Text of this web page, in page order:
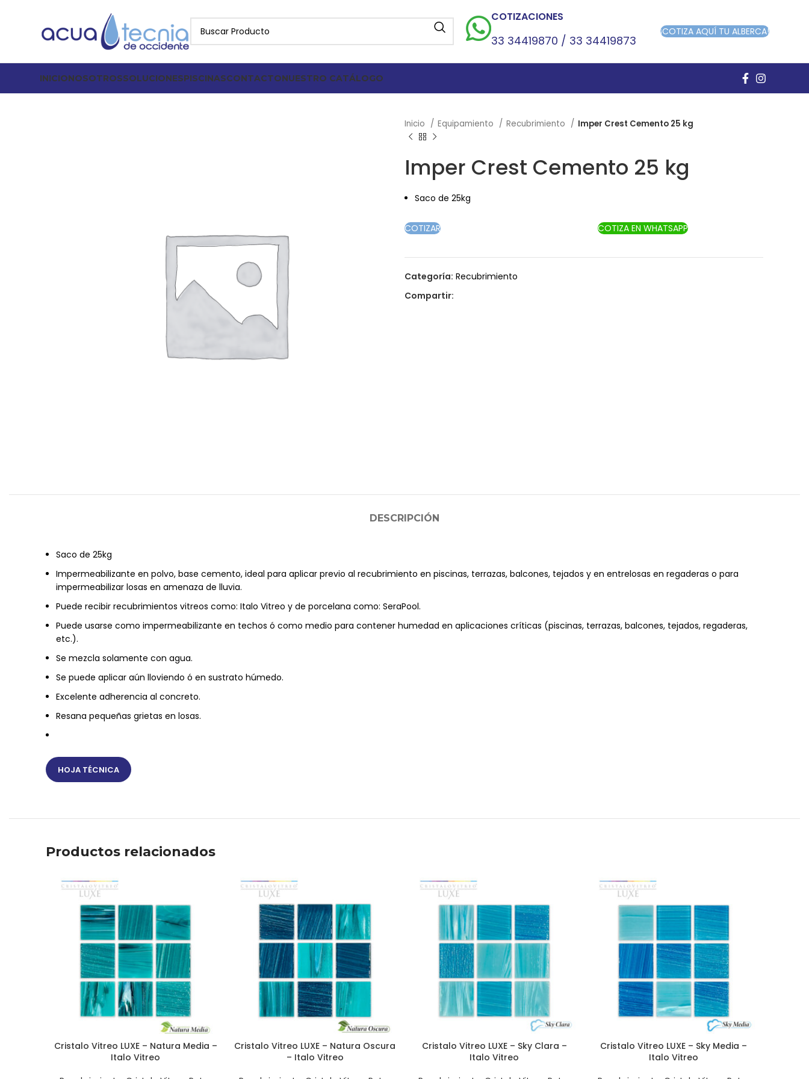
COTIZACIONES
33 34419870 / 33 34419873
¡COTIZA AQUÍ TU ALBERCA!
INICIONOSOTROSSOLUCIONESPISCINASCONTACTONUESTRO CATÁLOGO
Inicio Equipamiento Recubrimiento Imper Crest Cemento 25 kg
Imper Crest Cemento 25 kg
Saco de 25kg
COTIZAR COTIZA EN WHATSAPP
Categoría: Recubrimiento
Compartir:
DESCRIPCIÓN
Saco de 25kg
Impermeabilizante en polvo, base cemento, ideal para aplicar previo al recubrimiento en piscinas, terrazas, balcones, tejados y en entrelosas en regaderas o para
impermeabilizar losas en amenaza de lluvia.
Puede recibir recubrimientos vitreos como: Italo Vitreo y de porcelana como: SeraPool.
Puede usarse como impermeabilizante en techos ó como medio para contener humedad en aplicaciones críticas (piscinas, terrazas, balcones, tejados, regaderas,
etc.).
Se mezcla solamente con agua.
Se puede aplicar aún lloviendo ó en sustrato húmedo.
Excelente adherencia al concreto.
Resana pequeñas grietas en losas.
HOJA TÉCNICA
Productos relacionados
Cristalo Vitreo LUXE – Natura Media –
Italo Vitreo
Cristalo Vitreo LUXE – Natura Oscura
– Italo Vitreo
Cristalo Vitreo LUXE – Sky Clara –
Italo Vitreo
Cristalo Vitreo LUXE – Sky Media –
Italo Vitreo